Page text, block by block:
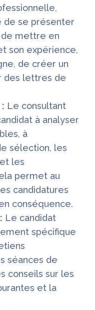
de se présenter
de mettre en
son expérience,
de créer un
des lettres de
Le consultant
à analyser
à
sélection, les
les
permet au
candidatures
conséquence.
Le candidat
spécifique
séances de
conseils sur les
et la